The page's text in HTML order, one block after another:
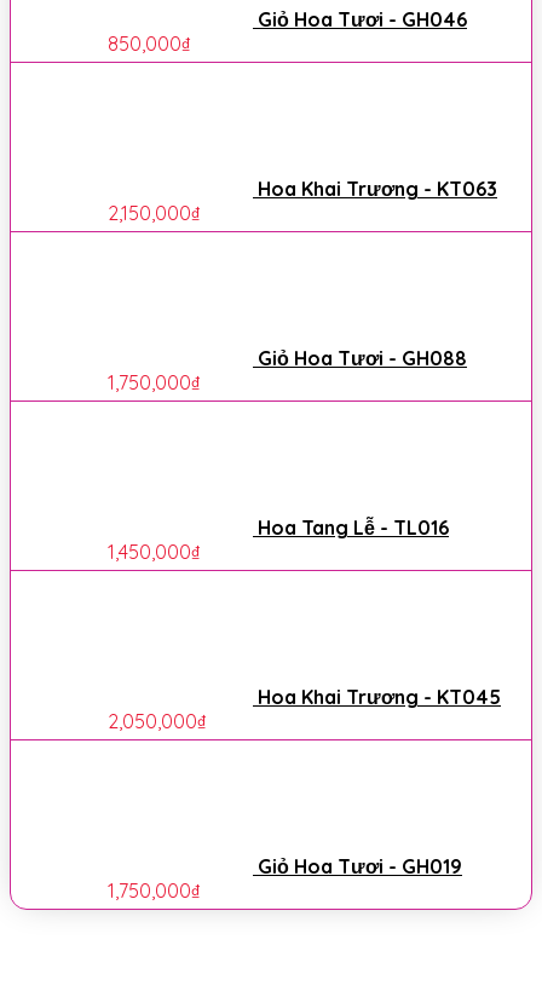
Giỏ Hoa Tươi - GH046
850,000₫
Hoa Khai Trương - KT063
2,150,000₫
Giỏ Hoa Tươi - GH088
1,750,000₫
Hoa Tang Lễ - TL016
1,450,000₫
Hoa Khai Trương - KT045
2,050,000₫
Giỏ Hoa Tươi - GH019
1,750,000₫